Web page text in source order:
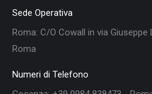
Sede Operativa
Roma: C/O Cowall in via
Roma
Numeri di Telefono